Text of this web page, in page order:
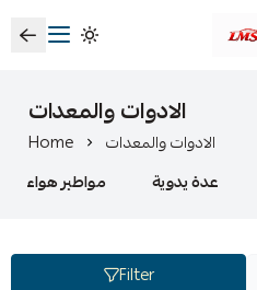
الادوات والمعدات
Home
الادوات والمعدات
مواطير هواء
عدة يدوية
Filter